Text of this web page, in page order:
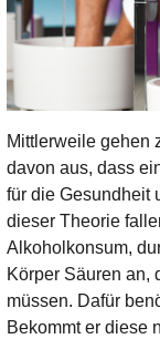
Mittlerweile gehen
davon aus, dass
für die Gesundheit
dieser Theorie
Alkoholkonsum,
Körper Säuren an,
müssen. Dafür
Bekommt er diese